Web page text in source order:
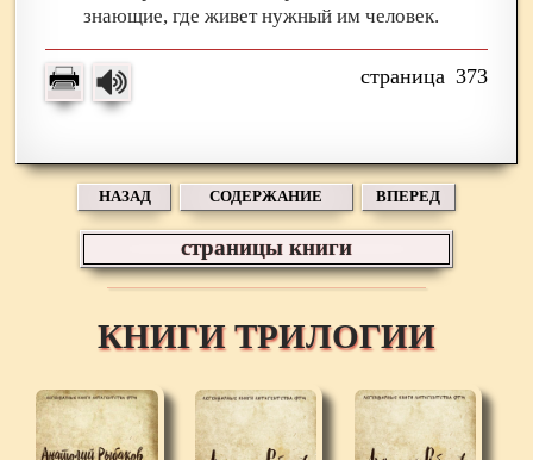
знающие, где живет нужный им человек.
373
НАЗАД СОДЕРЖАНИЕ ВПЕРЕД
страницы книги
КНИГИ ТРИЛОГИИ